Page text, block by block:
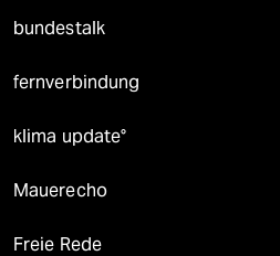
bundestalk
fernverbindung
klima update°
Mauerecho
Freie Rede